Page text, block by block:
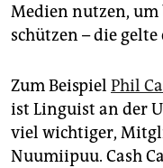
Medien nutzen, um
schützen – die
Zum Beispiel Phil
ist Linguist an der
viel wichtiger,
Nuumiipuu. Cash